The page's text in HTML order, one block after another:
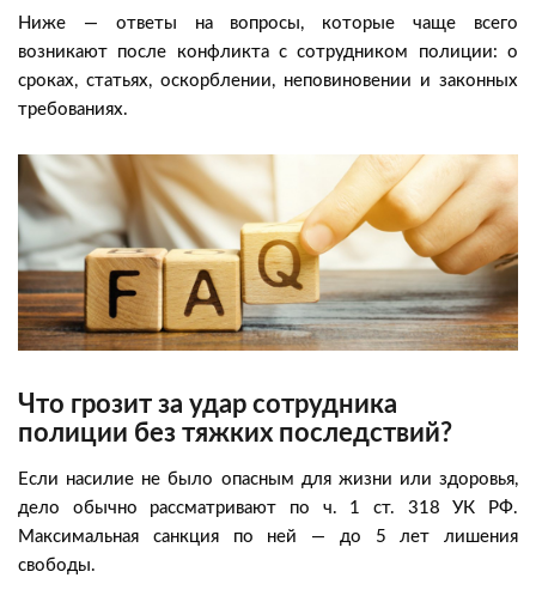
Ниже — ответы на вопросы, которые чаще всего
возникают после конфликта с сотрудником полиции: о
сроках, статьях, оскорблении, неповиновении и законных
требованиях.
Что грозит за удар сотрудника
полиции без тяжких последствий?
Если насилие не было опасным для жизни или здоровья,
дело обычно рассматривают по ч. 1 ст. 318 УК РФ.
Максимальная санкция по ней — до 5 лет лишения
свободы.